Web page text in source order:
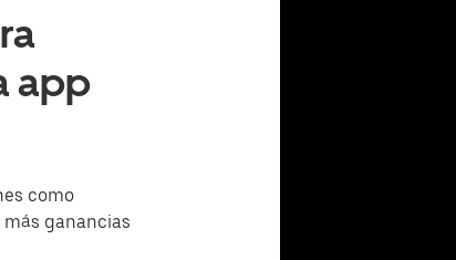
app
como
ganancias